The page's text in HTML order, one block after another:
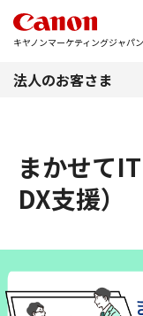
キヤノンマーケティングジャパ
法人のお客さま
まかせて
DX支援）